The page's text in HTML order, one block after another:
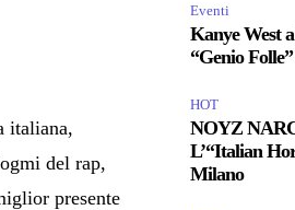
italiana,
del rap,
presente
Eventi
Kanye West
“Genio
HOT
NOYZ
L’“Italian
Milano